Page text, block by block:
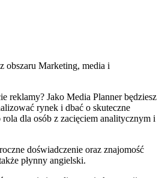
obszaru Marketing, media i
reklamy? Jako Media Planner będziesz
rynek i dbać o skuteczne
dla osób z zacięciem analitycznym i
doświadczenie oraz znajomość
płynny angielski.